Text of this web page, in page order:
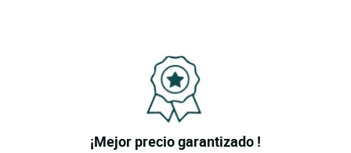
¡Mejor precio garantizado !